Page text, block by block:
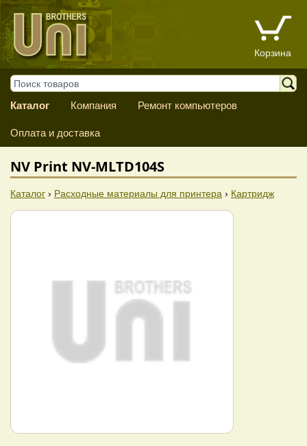
Корзина
Каталог Компания Ремонт компьютеров
Оплата и доставка
NV Print NV-MLTD104S
Каталог › Расходные материалы для принтера › Картридж